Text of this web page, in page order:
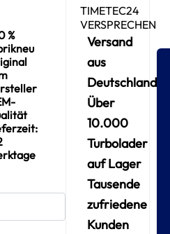
%
TIMETEC24
VERSPRECHEN
Versand
aus
Deutschland
Über
10.000
Turbolader
auf Lager
Tausende
zufriedene
Kunden